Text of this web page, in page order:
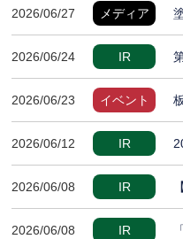
2026/06/27 メディア
2026/06/24 IR
2026/06/23 イベント
2026/06/12 IR
2026/06/08 IR
2026/06/08 IR